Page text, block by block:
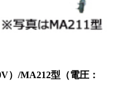
）/MA212型（電圧：